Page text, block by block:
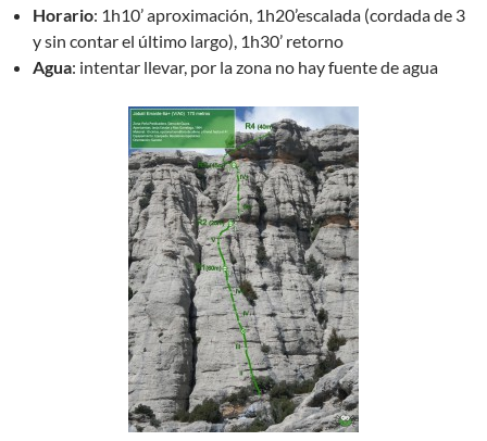
Horario: 1h10’ aproximación, 1h20’escalada (cordada de 3
y sin contar el último largo), 1h30’ retorno
Agua: intentar llevar, por la zona no hay fuente de agua